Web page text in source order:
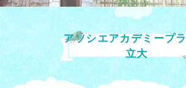
アソシエアカデミープ
立大